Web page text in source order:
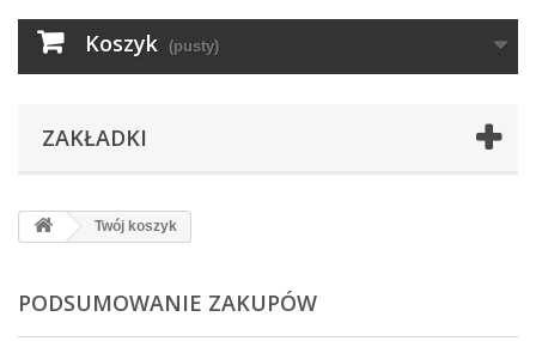
Koszyk (pusty)
ZAKŁADKI
Twój koszyk
PODSUMOWANIE ZAKUPÓW